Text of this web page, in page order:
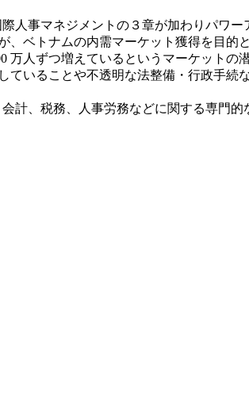
人事マネジメントの３章が加わりパワ
ベトナムの内需マーケット獲得を目的
万人ずつ増えているというマーケットの
いることや不透明な法整備・行政手続
計、税務、人事労務などに関する専門